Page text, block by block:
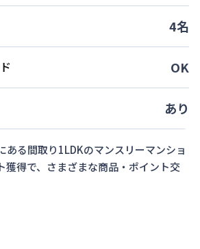
4名
OK
あり
ある間取り1LDKのマンスリーマンショ
獲得で、さまざまな商品・ポイント交